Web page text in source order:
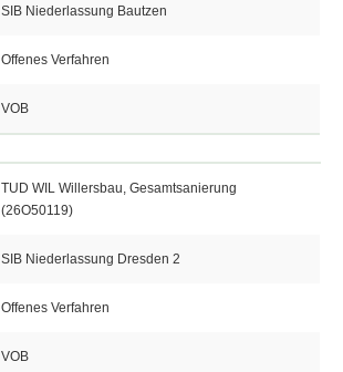
SIB Niederlassung Bautzen
Offenes Verfahren
VOB
TUD WIL Willersbau, Gesamtsanierung
(26O50119)
SIB Niederlassung Dresden 2
Offenes Verfahren
VOB